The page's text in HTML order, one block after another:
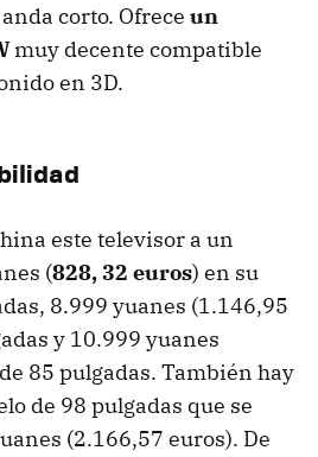
corto. Ofrece un
muy decente compatible
en 3D.
este televisor a un
(828, 32 euros) en su
8.999 yuanes (1.146,95
y 10.999 yuanes
85 pulgadas. También hay
de 98 pulgadas que se
(2.166,57 euros). De